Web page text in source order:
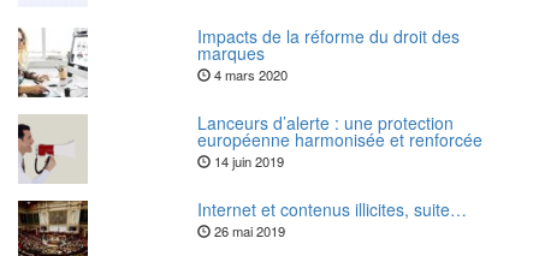
Impacts de la réforme du droit des
marques
4 mars 2020
Lanceurs d’alerte : une protection
européenne harmonisée et renforcée
14 juin 2019
Internet et contenus illicites, suite…
26 mai 2019